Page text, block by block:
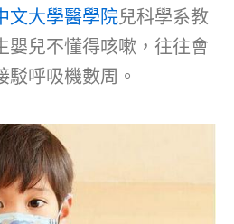
文大學醫學院兒科學系教
嬰兒不懂得咳嗽，往往會
駁呼吸機數周。